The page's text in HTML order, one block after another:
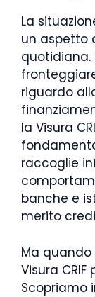
La
un aspetto
quotidiana.
riguardo
la Visura
raccoglie
banche e
merito
Ma
Visura
Scopriamo